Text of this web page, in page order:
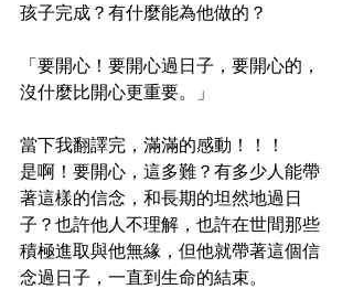
孩子完成？有什麼能為他做的？
「要開心！要開心過日子，要開心的，
沒什麼比開心更重要。」
當下我翻譯完，滿滿的感動！！！
是啊！要開心，這多難？有多少人能帶
著這樣的信念，和長期的坦然地過日
子？也許他人不理解，也許在世間那些
積極進取與他無緣，但他就帶著這個信
念過日子，一直到生命的結束。